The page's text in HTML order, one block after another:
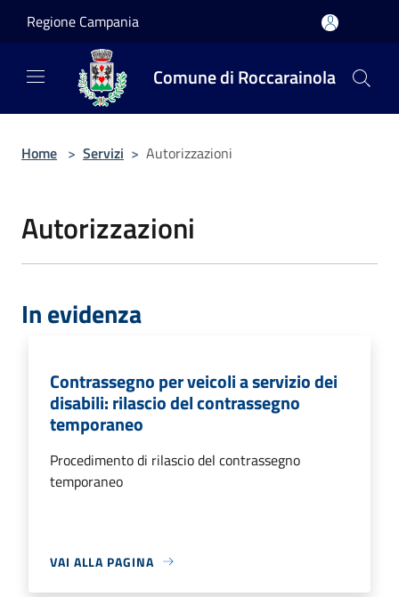
Regione Campania
Comune di Roccarainola
Home > Servizi > Autorizzazioni
Autorizzazioni
In evidenza
Contrassegno per veicoli a servizio dei
disabili: rilascio del contrassegno
temporaneo
Procedimento di rilascio del contrassegno
temporaneo
VAI ALLA PAGINA